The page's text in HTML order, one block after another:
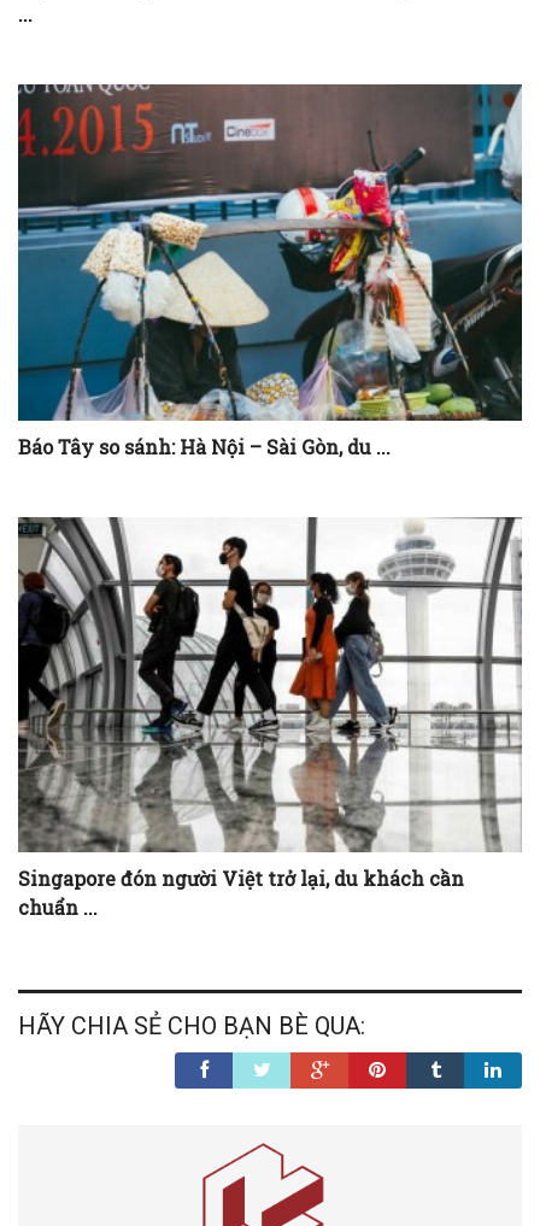
...
Báo Tây so sánh: Hà Nội – Sài Gòn, du ...
Singapore đón người Việt trở lại, du khách cần
chuẩn ...
HÃY CHIA SẺ CHO BẠN BÈ QUA: